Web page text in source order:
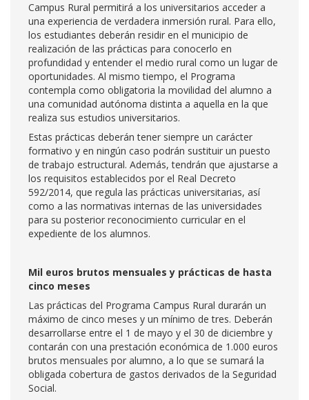
Campus Rural permitirá a los universitarios acceder a
una experiencia de verdadera inmersión rural. Para ello,
los estudiantes deberán residir en el municipio de
realización de las prácticas para conocerlo en
profundidad y entender el medio rural como un lugar de
oportunidades. Al mismo tiempo, el Programa
contempla como obligatoria la movilidad del alumno a
una comunidad autónoma distinta a aquella en la que
realiza sus estudios universitarios.
Estas prácticas deberán tener siempre un carácter
formativo y en ningún caso podrán sustituir un puesto
de trabajo estructural. Además, tendrán que ajustarse a
los requisitos establecidos por el Real Decreto
592/2014, que regula las prácticas universitarias, así
como a las normativas internas de las universidades
para su posterior reconocimiento curricular en el
expediente de los alumnos.
Mil euros brutos mensuales y prácticas de hasta
cinco meses
Las prácticas del Programa Campus Rural durarán un
máximo de cinco meses y un mínimo de tres. Deberán
desarrollarse entre el 1 de mayo y el 30 de diciembre y
contarán con una prestación económica de 1.000 euros
brutos mensuales por alumno, a lo que se sumará la
obligada cobertura de gastos derivados de la Seguridad
Social.